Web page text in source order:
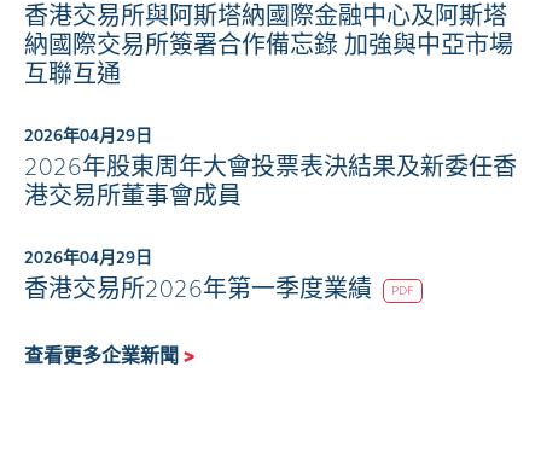
香港交易所與阿斯塔納國際金融中心及阿斯塔
納國際交易所簽署合作備忘錄 加強與中亞市場
互聯互通
2026年04月29日
2026年股東周年大會投票表決結果及新委任香
港交易所董事會成員
2026年04月29日
香港交易所2026年第一季度業績 PDF
查看更多企業新聞 >